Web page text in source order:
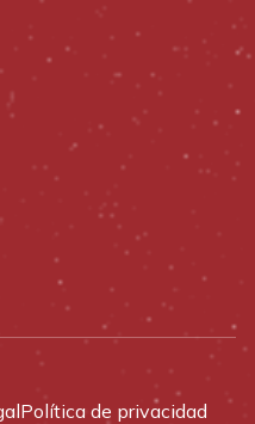
Política de privacidad